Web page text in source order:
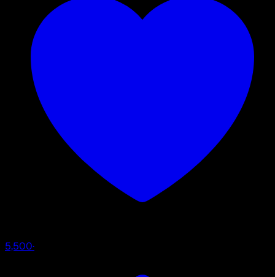
5,500·